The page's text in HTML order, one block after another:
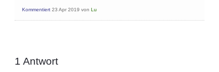
Kommentiert 23 Apr 2019 von Lu
1 Antwort